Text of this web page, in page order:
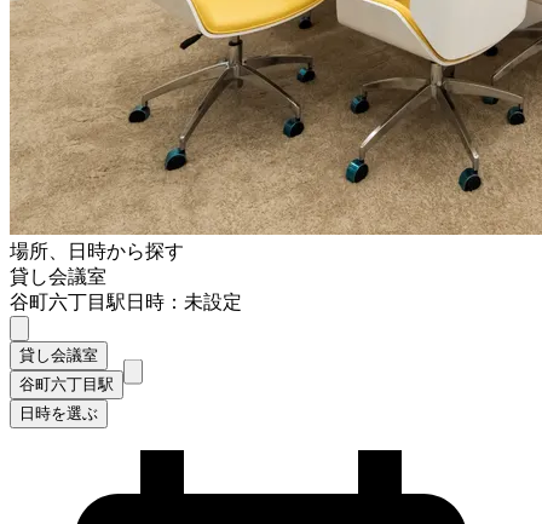
場所、日時から探す
貸し会議室
谷町六丁目駅日時：未設定
貸し会議室
谷町六丁目駅
日時を選ぶ